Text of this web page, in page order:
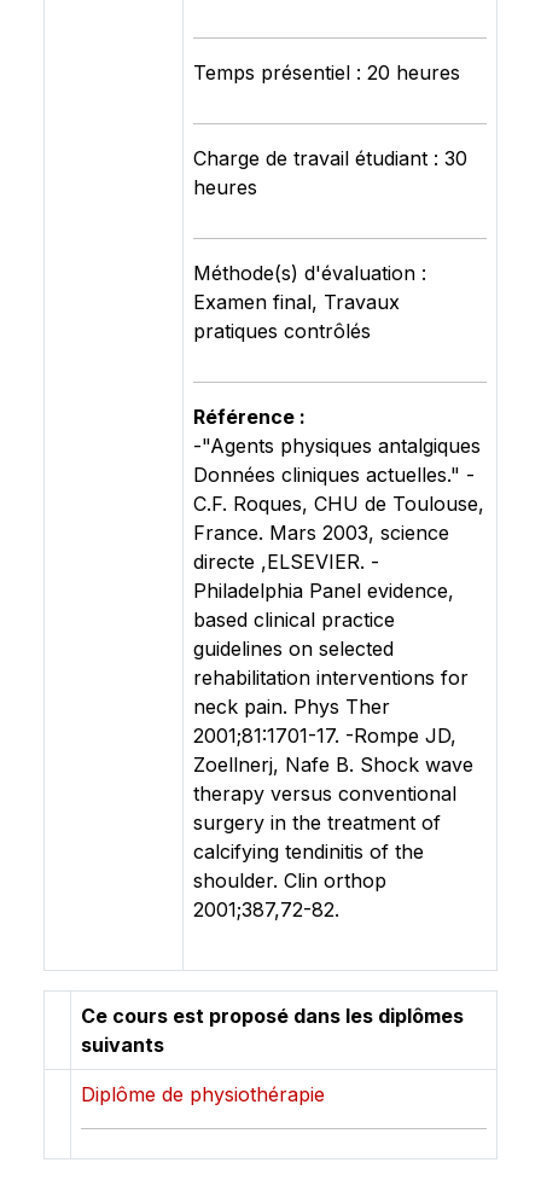
Temps présentiel : 20 heures
Charge de travail étudiant : 30
heures
Méthode(s) d'évaluation :
Examen final, Travaux
pratiques contrôlés
Référence :
-"Agents physiques antalgiques
Données cliniques actuelles." -
C.F. Roques, CHU de Toulouse,
France. Mars 2003, science
directe ,ELSEVIER. -
Philadelphia Panel evidence,
based clinical practice
guidelines on selected
rehabilitation interventions for
neck pain. Phys Ther
2001;81:1701-17. -Rompe JD,
Zoellnerj, Nafe B. Shock wave
therapy versus conventional
surgery in the treatment of
calcifying tendinitis of the
shoulder. Clin orthop
2001;387,72-82.
Ce cours est proposé dans les diplômes
suivants
Diplôme de physiothérapie